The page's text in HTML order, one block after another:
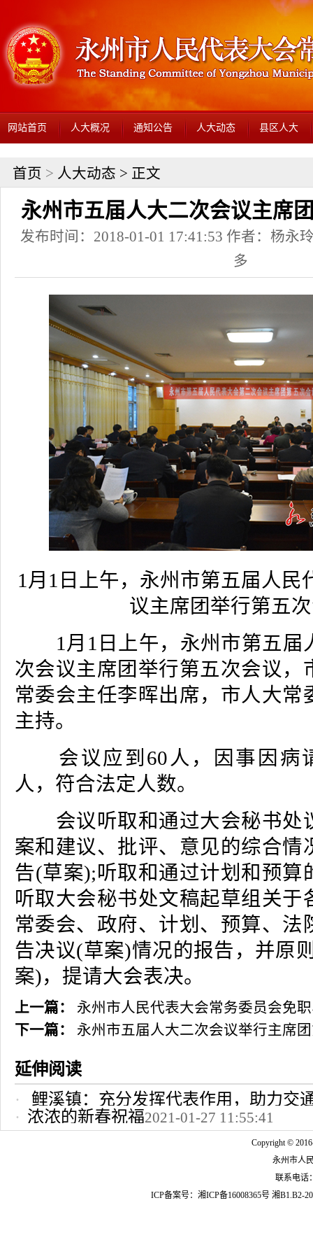
网站首页 人大概况 通知公告 人大动态 县区人大
首页 > 人大动态 > 正文
永州市五届人大二次会议主席
发布时间：2018-01-01 17:41:53 作者：杨永
多
1月1日上午，永州市第五届人民
议主席团举行第五
1月1日上午，永州市第五届
次会议主席团举行第五次会议，
常委会主任李晖出席，市人大常
主持。
会议应到60人，因事因病
人，符合法定人数。
会议听取和通过大会秘书处
案和建议、批评、意见的综合情
告(草案);听取和通过计划和预算
听取大会秘书处文稿起草组关于
常委会、政府、计划、预算、法
告决议(草案)情况的报告，并原
案)，提请大会表决。
上一篇：
永州市人民代表大会常务委员会免
下一篇：
永州市五届人大二次会议举行主席
延伸阅读
鲤溪镇：充分发挥代表作用，助力交
2022-10-24 12:09:37
浓浓的新春祝福2021-01-27 11:55:41
Copyright ©
永州市人
联系电话
ICP备案号： 湘ICP备16008365号 湘B1.B2-